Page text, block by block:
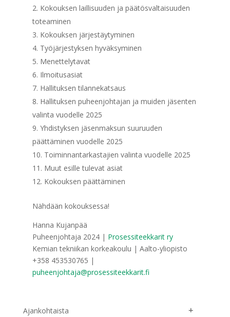
Kokouksen laillisuuden ja päätösvaltaisuuden
toteaminen
Kokouksen järjestäytyminen
Työjärjestyksen hyväksyminen
Menettelytavat
Ilmoitusasiat
Hallituksen tilannekatsaus
Hallituksen puheenjohtajan ja muiden jäsenten
valinta vuodelle 2025
Yhdistyksen jäsenmaksun suuruuden
päättäminen vuodelle 2025
Toiminnantarkastajien valinta vuodelle 2025
Muut esille tulevat asiat
Kokouksen päättäminen
Nähdään kokouksessa!
Hanna Kujanpää
Puheenjohtaja 2024 | Prosessiteekkarit ry
Kemian tekniikan korkeakoulu | Aalto-yliopisto
+358 453530765 |
puheenjohtaja@prosessiteekkarit.fi
Ajankohtaista